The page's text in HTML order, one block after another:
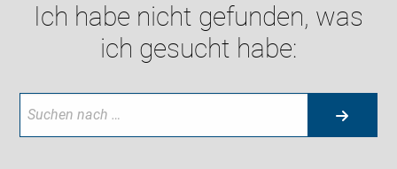
Ich habe nicht gefunden, was
ich gesucht habe: